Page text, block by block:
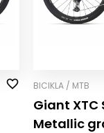
BICIKLA / MTB
Giant XTC
Metallic